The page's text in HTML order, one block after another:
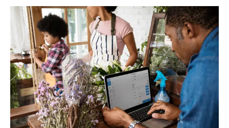
Warum
FooSales
"Shopify
POS"
für
WooCommerce
ist